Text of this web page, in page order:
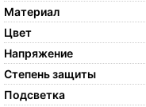
Материал
Цвет
Напряжение
Степень защиты
Подсветка